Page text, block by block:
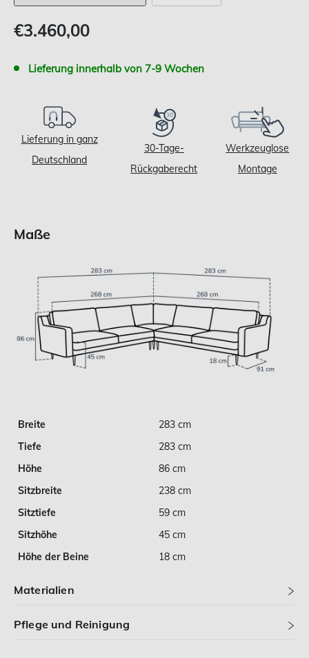
Verkaufspreis
€3.460,00
Lieferung innerhalb von 7-9 Wochen
Lieferung in ganz
Deutschland
30-Tage-
Rückgaberecht
Werkzeuglose
Montage
Maße
Breite
283 cm
Tiefe
283 cm
Höhe
86 cm
Sitzbreite
238 cm
Sitztiefe
59 cm
Sitzhöhe
45 cm
Höhe der Beine
18 cm
Materialien
Pflege und Reinigung